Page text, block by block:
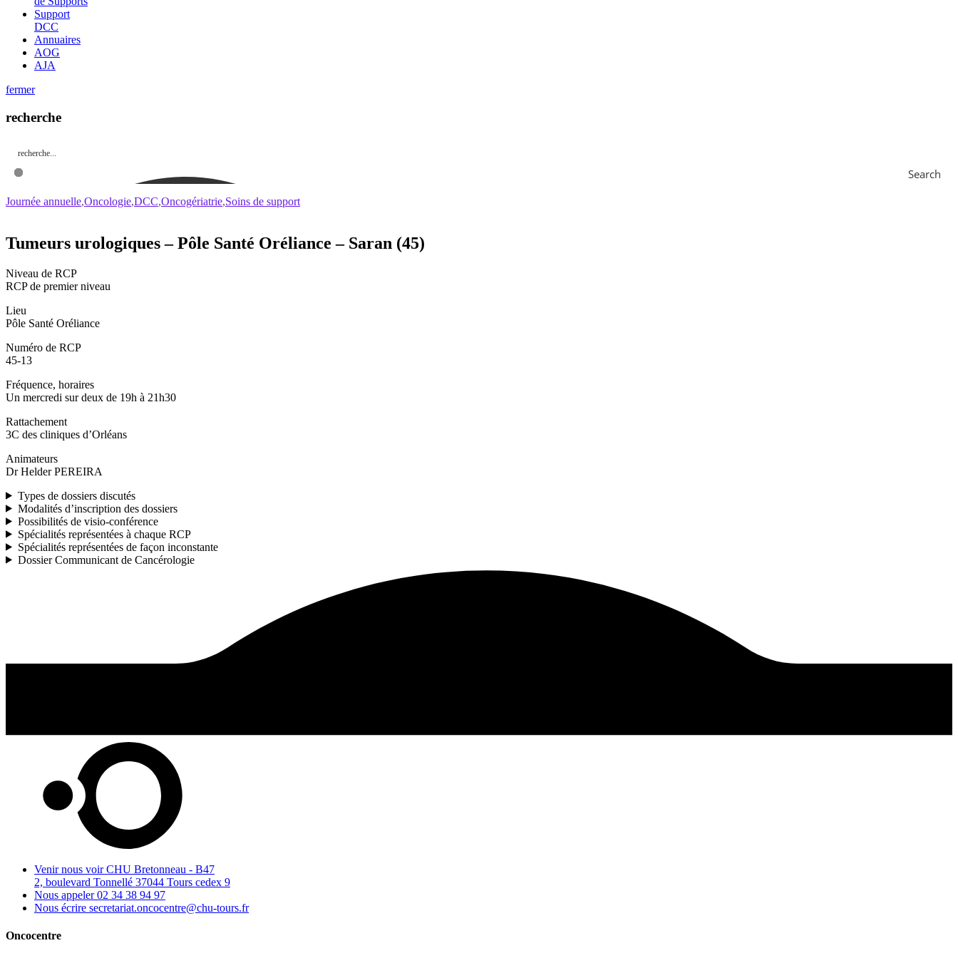
Support
DCC
Annuaires
AOG
AJA
fermer
recherche
Search
Journée annuelle Oncologie DCC Oncogériatrie Soins de support
Tumeurs urologiques – Pôle Santé Oréliance – Saran (45)
Niveau de RCP
RCP de premier niveau
Lieu
Pôle Santé Oréliance
Numéro de RCP
45-13
Fréquence, horaires
Un mercredi sur deux de 19h à 21h30
Rattachement
3C des cliniques d’Orléans
Animateurs
Dr Helder PEREIRA
Types de dossiers discutés
Modalités d’inscription des dossiers
Possibilités de visio-conférence
Spécialités représentées à chaque RCP
Spécialités représentées de façon inconstante
Dossier Communicant de Cancérologie
Venir nous voir CHU Bretonneau - B47
2, boulevard Tonnellé 37044 Tours cedex 9
Nous appeler 02 34 38 94 97
Nous écrire secretariat.oncocentre@chu-tours.fr
Oncocentre